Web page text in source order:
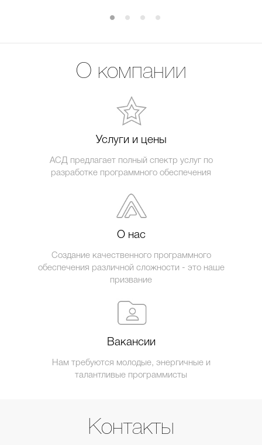
О компании
Услуги и цены
АСД предлагает полный спектр услуг по
разработке программного обеспечения
О нас
Создание качественного программного
обеспечения различной сложности - это наше
призвание
Вакансии
Нам требуются молодые, энергичные и
талантливые программисты
Контакты